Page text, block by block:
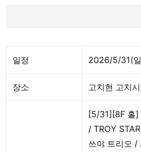
일정 2026/5/31(
장소 고치현 고치
[5/31][8F 홀
/ TROY
쓰야 트리오 /